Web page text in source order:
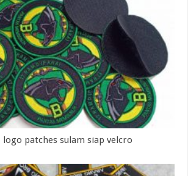
logo patches sulam siap velcro